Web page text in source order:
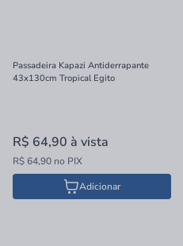
Passadeira Kapazi Antiderrapante
43x130cm Tropical Egito
R$ 64,90 à vista
R$ 64,90 no PIX
Adicionar